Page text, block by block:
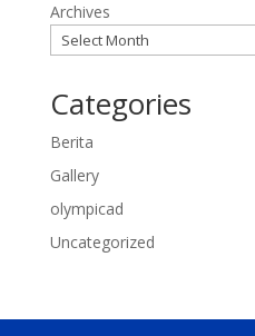
Archives
Categories
Berita
Gallery
olympicad
Uncategorized